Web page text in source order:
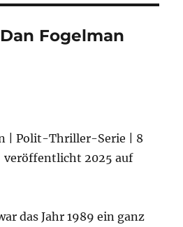
Dan Fogelman
| Polit-Thriller-Serie | 8
veröffentlicht 2025 auf
das Jahr 1989 ein ganz